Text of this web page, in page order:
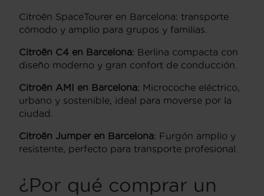
Citroën SpaceTourer en Barcelona: transporte
cómodo y amplio para grupos y familias.
Citroën C4 en Barcelona: Berlina compacta con
diseño moderno y gran confort de conducción.
Citroën AMI en Barcelona: Microcoche eléctrico,
urbano y sostenible, ideal para moverse por la
ciudad.
Citroën Jumper en Barcelona: Furgón amplio y
resistente, perfecto para transporte profesional.
¿Por qué comprar un